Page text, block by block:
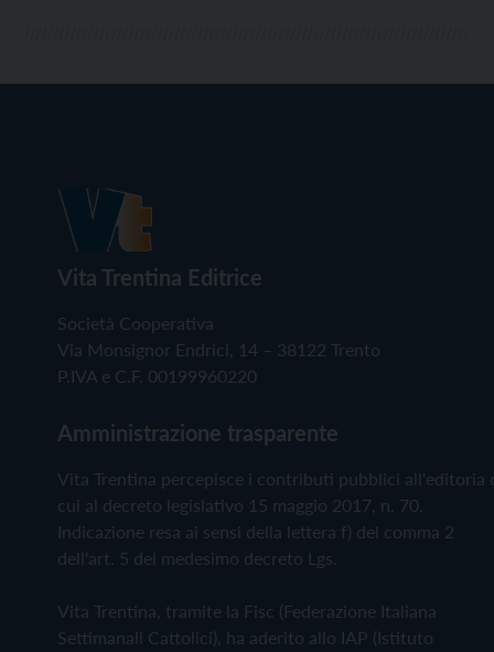
Vita Trentina Editrice
Società Cooperativa
Via Monsignor Endrici, 14 – 38122 Trento
P.IVA e C.F. 00199960220
Amministrazione trasparente
Vita Trentina percepisce i contributi pubblici all'editoria
cui al decreto legislativo 15 maggio 2017, n. 70.
Indicazione resa ai sensi della lettera f) del comma 2
dell'art. 5 del medesimo decreto Lgs.
Vita Trentina, tramite la Fisc (Federazione Italiana
Settimanali Cattolici), ha aderito allo IAP (Istituto